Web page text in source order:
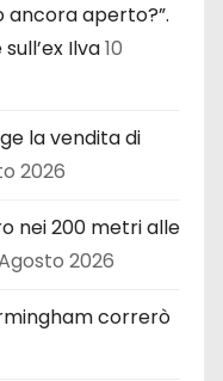
ancora aperto?”.
Ilva10
la vendita di
2026
nei 200 metri alle
2026
correrò